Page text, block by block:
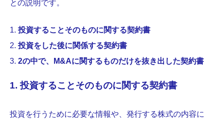
との説明です。
投資することそのものに関する契約書
投資をした後に関係する契約書
2の中で、M&Aに関するものだけを抜き出した契約書
1. 投資することそのものに関する契約書
投資を行うために必要な情報や、発行する株式の内容に